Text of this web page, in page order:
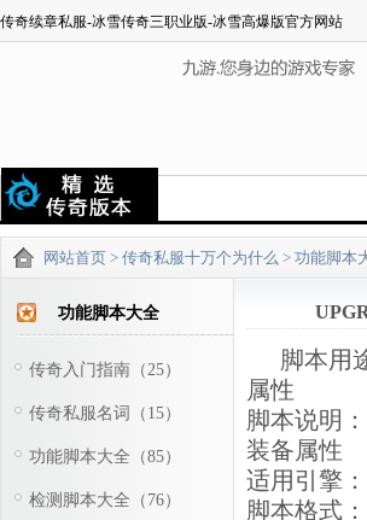
传奇续章私服-冰雪传奇三职业版-冰雪高爆版官方网站
网站首页 > 传奇私服十万个为什么 > 功能脚本
功能脚本大全
传奇入门指南（25）
传奇私服名词（15）
功能脚本大全（85）
检测脚本大全（76）
脚本用
属性
脚本说明
装备属性
适用引擎
脚本格式